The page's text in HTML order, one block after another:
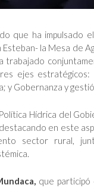
que ha impulsado
la Mesa de
trabajado
ejes
y Gobernanza y
Hídrica del
en este
sector rural,
que